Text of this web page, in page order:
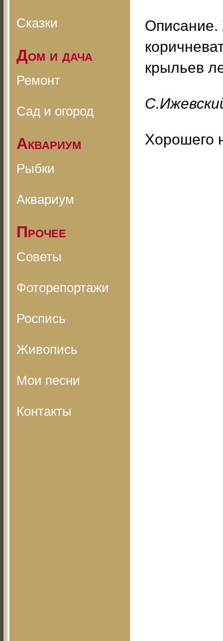
Сказки
Дом и дача
Ремонт
Сад и огород
Аквариум
Рыбки
Аквариум
Прочее
Советы
Фоторепортажи
Роспись
Живопись
Мои песни
Контакты
Описание.
крыльев
Хорошего